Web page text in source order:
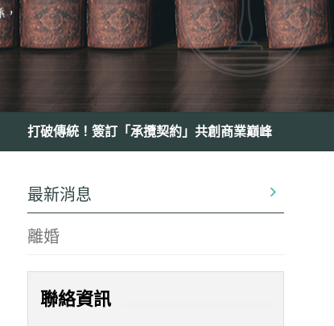
打破傳統！簽訂「承攬契約」共創商業巔峰
最新消息
離婚
聯絡資訊